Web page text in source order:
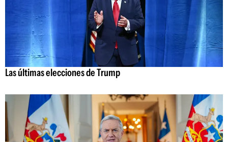
Las últimas elecciones de Trump